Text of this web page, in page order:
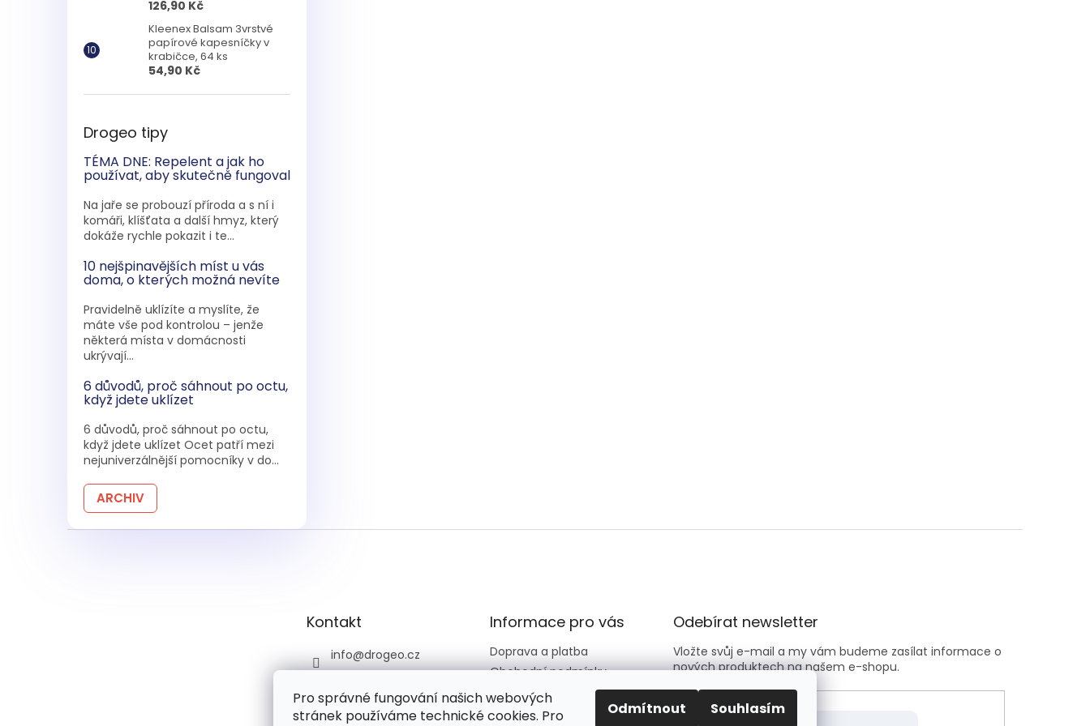
Pro správné fungování našich webových
stránek používáme technické cookies. Pro
Odmítnout Souhlasím
126,90 Kč
Kleenex Balsam 3vrstvé
papírové kapesníčky v
krabičce, 64 ks
54,90 Kč
Drogeo tipy
TÉMA DNE: Repelent a jak ho
používat, aby skutečně fungoval
Na jaře se probouzí příroda a s ní i
komáři, klíšťata a další hmyz, který
dokáže rychle pokazit i te...
10 nejšpinavějších míst u vás
doma, o kterých možná nevíte
Pravidelně uklízíte a myslíte, že
máte vše pod kontrolou – jenže
některá místa v domácnosti
ukrývají...
6 důvodů, proč sáhnout po octu,
když jdete uklízet
6 důvodů, proč sáhnout po octu,
když jdete uklízet Ocet patří mezi
nejuniverzálnější pomocníky v do...
ARCHIV
Kontakt
info@drogeo.cz
+420 607 058 258 (v
pracovní dny 08:00-1
Informace pro vás
Doprava a platba
Obchodní podmínky
Kontakty
Hodnocení obchodu
Odebírat newsletter
Vložte svůj e-mail a my vám budeme zasílat informace o
nových produktech na našem e-shopu.
E-mail